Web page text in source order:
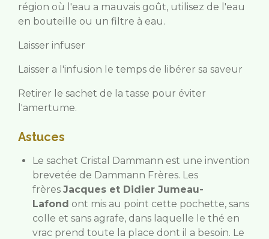
région où l'eau a mauvais goût, utilisez de l'eau
en bouteille ou un filtre à eau.
Laisser infuser
Laisser a l'infusion le temps de libérer sa saveur
Retirer le sachet de la tasse pour éviter
l'amertume.
Astuces
Le sachet Cristal Dammann est une invention
brevetée de Dammann Frères. Les
frères Jacques et Didier Jumeau-
Lafond ont mis au point cette pochette, sans
colle et sans agrafe, dans laquelle le thé en
vrac prend toute la place dont il a besoin. Le